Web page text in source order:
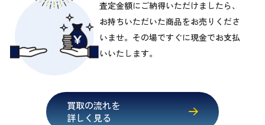
査定金額にご納得いただけましたら、
お持ちいただいた商品をお売りくださ
いませ。その場ですぐに現金でお支払
いいたします。
買取の流れを
詳しく見る